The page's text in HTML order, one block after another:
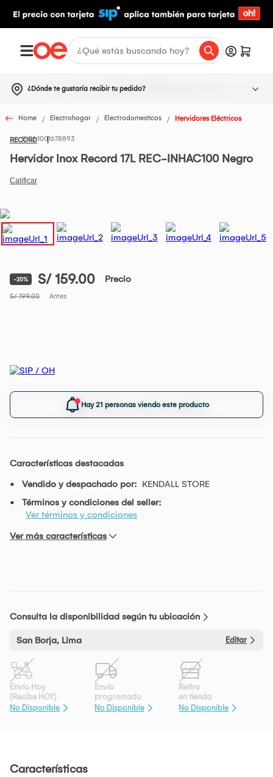
¿Dónde te gustaría recibir tu pedido?
Home Electrohogar Electrodomesticos Hervidores Eléctricos
RECORD1001678893
Hervidor Inox Record 17L REC-INHAC100 Negro
-20% S/ 159.00 Precio
S/ 199.00 Antes
Hay 21 personas viendo este producto
Características destacadas
Vendido y despachado por: KENDALL STORE
Términos y condiciones del seller:
Ver términos y condiciones
Ver más características
Consulta la disponibilidad según tu ubicación
San Borja, Lima Editar
Envío Hoy
(Recibe HOY)
No Disponible
Envío
programado
No Disponible
Retiro
en tienda
No Disponible
Características